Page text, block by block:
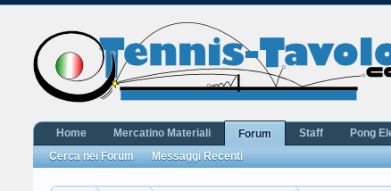
Home Mercatino Materiali
Forum
Cerca nei Forum
Messaggi Recenti
Staff Pong